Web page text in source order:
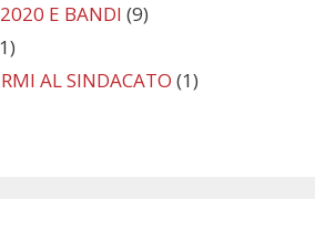
E BANDI (9)
AL SINDACATO (1)